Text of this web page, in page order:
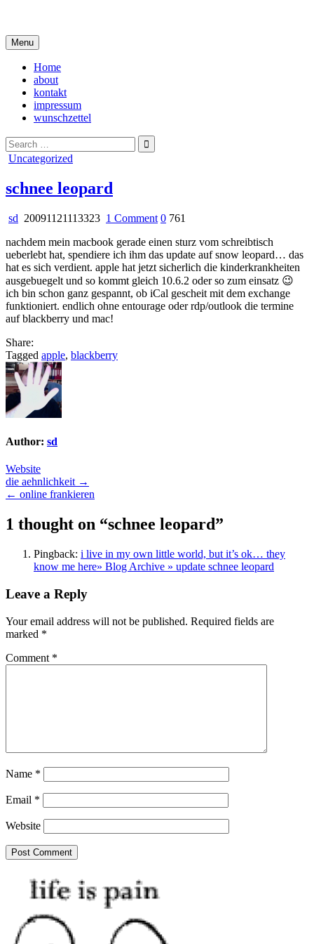
content
Menu
Home
about
kontakt
impressum
wunschzettel
Search
for:
Posted
Uncategorized
schnee leopard
sd 20091121113323 1 Commenton
leopard
0 761
nachdem mein macbook gerade einen sturz vom schreibtisch
ueberlebt hat, spendiere ich ihm das update auf snow leopard… das
hat es sich verdient. apple hat jetzt sicherlich die kinderkrankheiten
ausgebuegelt und so kommt gleich 10.6.2 oder so zum einsatz 😉
ich bin schon ganz gespannt, ob iCal gescheit mit dem exchange
funktioniert. endlich ohne entourage oder rdp/outlook die termine
auf blackberry und mac!
Share:
Tagged apple, blackberry
Author: sd
Website
Post
navigation
die aehnlichkeit →
← online frankieren
1 thought on “schnee leopard”
Pingback: i live in my own little world, but it’s ok… they
know me here» Blog Archive » update schnee leopard
Leave a Reply
Your email address will not be published. Required fields are
marked *
Comment *
Name *
Email *
Website